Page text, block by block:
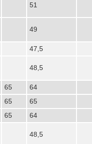
51
49
47,5
48,5
65
64
65
65
65 64
48,5